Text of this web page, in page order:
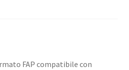
FAP compatibile con